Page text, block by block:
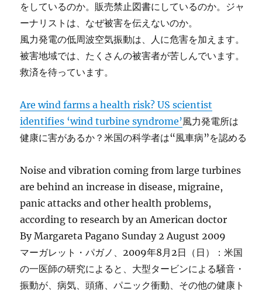
をしているのか。販売禁止図書にしているのか。ジャ
ーナリストは、なぜ被害を伝えないのか。
風力発電の低周波空気振動は、人に危害を加えます。
被害地域では、たくさんの被害者が苦しんでいます。
救済を待っています。
Are wind farms a health risk? US scientist
identifies ‘wind turbine syndrome’風力発電所は
健康に害があるか？米国の科学者は“風車病”を認める
Noise and vibration coming from large turbines
are behind an increase in disease, migraine,
panic attacks and other health problems,
according to research by an American doctor
By Margareta Pagano Sunday 2 August 2009
マーガレット・パガノ、2009年8月2日（日）：米国
の一医師の研究によると、大型タービンによる騒音・
振動が、病気、頭痛、パニック衝動、その他の健康ト